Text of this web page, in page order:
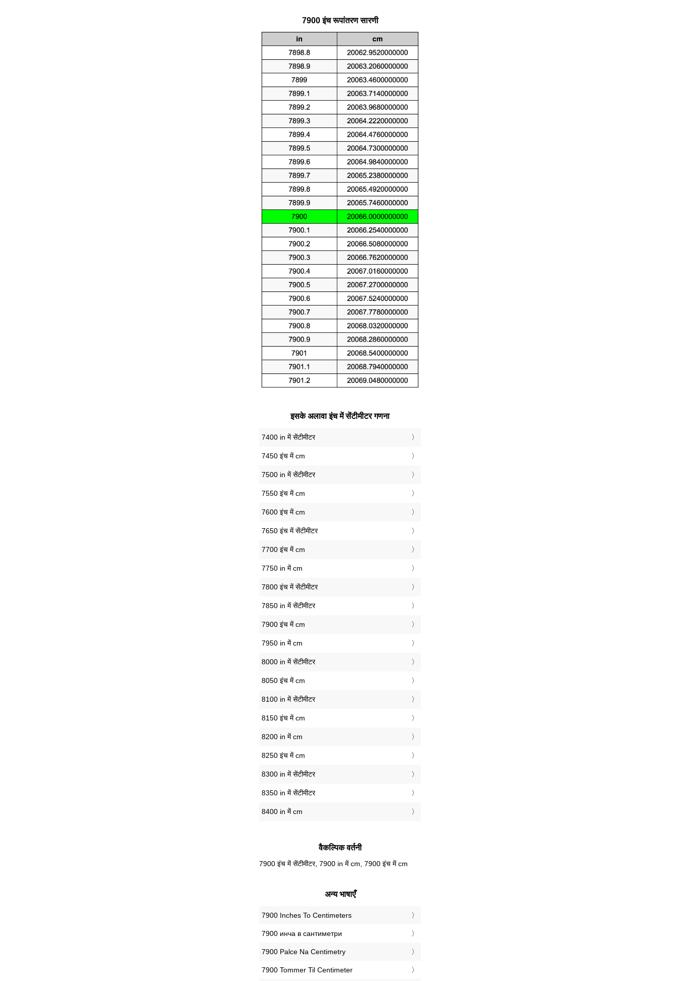
7900 इंच रूपांतरण सारणी
इसके अलावा इंच में सेंटीमीटर गणना
7400 in में सेंटीमीटर
7450 इंच में cm
7500 in में सेंटीमीटर
7550 इंच में cm
7600 इंच में cm
7650 इंच में सेंटीमीटर
7700 इंच में cm
7750 in में cm
7800 इंच में सेंटीमीटर
7850 in में सेंटीमीटर
7900 इंच में cm
7950 in में cm
8000 in में सेंटीमीटर
8050 इंच में cm
8100 in में सेंटीमीटर
8150 इंच में cm
8200 in में cm
8250 इंच में cm
8300 in में सेंटीमीटर
8350 in में सेंटीमीटर
8400 in में cm
वैकल्पिक वर्तनी
7900 इंच में सेंटीमीटर, 7900 in में cm, 7900 इंच में cm
अन्य भाषाएँ
‎7900 Inches To Centimeters
‎7900 инча в сантиметри
‎7900 Palce Na Centimetry
‎7900 Tommer Til Centimeter